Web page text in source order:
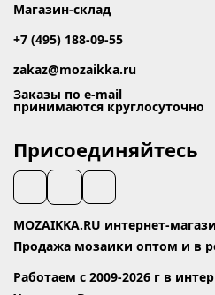
Магазин-склад
+7 (495) 188-09-55
zakaz@mozaikka.ru
Заказы по e-mail
принимаются круглосуточно
Присоединяйтесь
MOZAIKKA.RU интернет-
Продажа мозаики оптом и в
Работаем с 2009-2026 г в